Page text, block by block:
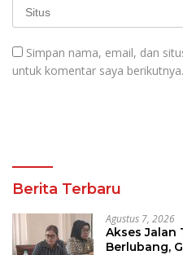
Simpan nama, email, dan
untuk komentar saya berikutnya.
Berita Terbaru
Agustus 7, 2026
Akses Jalan
Berlubang,